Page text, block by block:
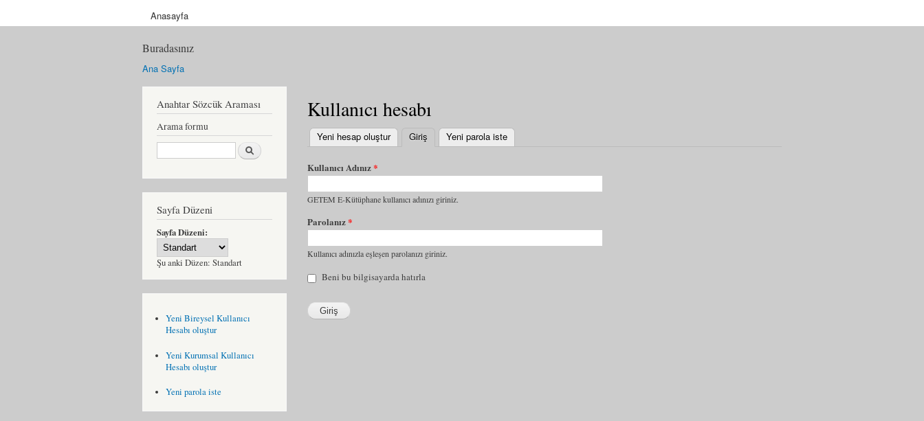
Anasayfa
Buradasınız
Ana Sayfa
Anahtar Sözcük Araması
Arama formu
Ara
Sayfa Düzeni
Sayfa Düzeni:
Şu anki Düzen: Standart
Yeni Bireysel Kullanıcı
Hesabı oluştur
Yeni Kurumsal Kullanıcı
Hesabı oluştur
Yeni parola iste
Kullanıcı hesabı
Yeni hesap oluştur Giriş (etkin sekme)
Yeni parola iste
Kullanıcı Adınız*
GETEM E-Kütüphane kullanıcı adınızı giriniz.
Parolanız*
Kullanıcı adınızla eşleşen parolanızı giriniz.
Beni bu bilgisayarda hatırla